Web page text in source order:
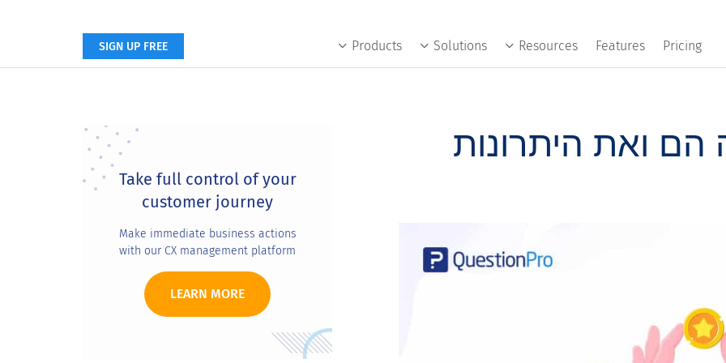
Products Solutions Resources Features Pricing
SIGN UP FREE
הם ואת היתרונות
Take full control of your
customer journey
Make immediate business actions
with our CX management platform
LEARN MORE